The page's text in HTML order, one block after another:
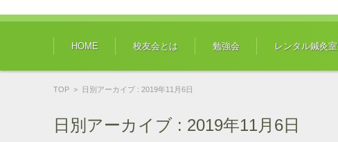
コンテンツに移動
HOME 校友会とは 勉強会 レンタル鍼灸室
TOP > 日別アーカイブ : 2019年11月6日
日別アーカイブ : 2019年11月6日